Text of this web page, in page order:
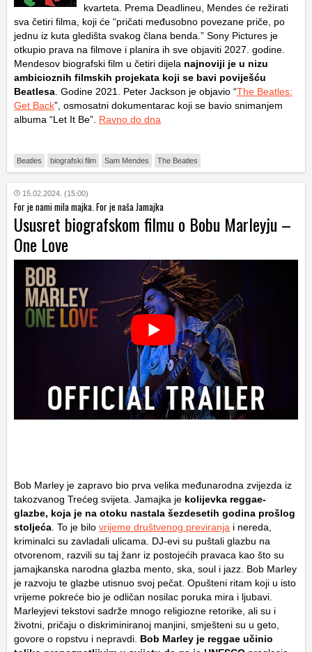
kvarteta. Prema Deadlineu, Mendes će režirati
sva četiri filma, koji će “pričati međusobno povezane priče, po
jednu iz kuta gledišta svakog člana benda.” Sony Pictures je
otkupio prava na filmove i planira ih sve objaviti 2027. godine.
Mendesov biografski film u četiri dijela najnoviji je u nizu
ambicioznih filmskih projekata koji se bavi poviješću
Beatlesa . Godine 2021. Peter Jackson je objavio “The Beatles:
Get Back”, osmosatni dokumentarac koji se bavio snimanjem
albuma “Let It Be”. Ravno do dna
Beatles biografski film Sam Mendes The Beatles
15.02.2024. (15:00)
For je nami mila majka. For je naša Jamajka
Ususret biografskom filmu o Bobu Marleyju –
One Love
Bob Marley je zapravo bio prva velika međunarodna zvijezda iz
takozvanog Trećeg svijeta. Jamajka je kolijevka reggae-
glazbe, koja je na otoku nastala šezdesetih godina prošlog
stoljeća . To je bilo vrijeme društvenog previranja i nereda,
kriminalci su zavladali ulicama. DJ-evi su puštali glazbu na
otvorenom, razvili su taj žanr iz postojećih pravaca kao što su
jamajkanska narodna glazba mento, ska, soul i jazz. Bob Marley
je razvoju te glazbe utisnuo svoj pečat. Opušteni ritam koji u isto
vrijeme pokreće bio je odličan nosilac poruka mira i ljubavi.
Marleyjevi tekstovi sadrže mnogo religiozne retorike, ali su i
životni, pričaju o diskriminiranoj manjini, smješteni su u geto,
govore o ropstvu i nepravdi. Bob Marley je reggae učinio